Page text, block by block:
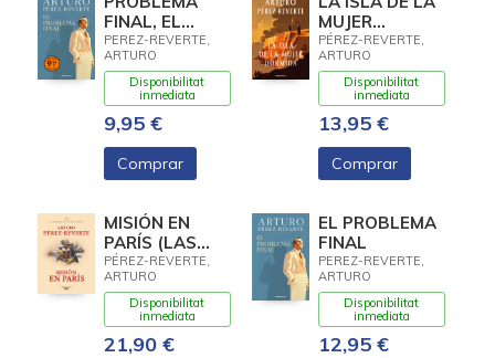
FINAL, EL
(LIMITED)
PEREZ-REVERTE,
ARTURO
Disponibilitat
inmediata
9,95 €
Comprar
MUJER
DORMIDA
PÉREZ-REVERTE,
ARTURO
Disponibilitat
inmediata
13,95 €
Comprar
MISIÓN EN
PARÍS (LAS
AVENTURAS
DEL CAPITÁN
ALATRISTE 8)
PÉREZ-REVERTE,
ARTURO
Disponibilitat
inmediata
21,90 €
EL PROBLEMA
FINAL
PEREZ-REVERTE,
ARTURO
Disponibilitat
inmediata
12,95 €